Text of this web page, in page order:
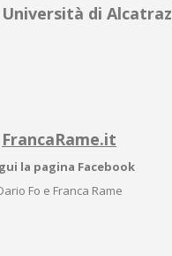
di Alcatraz
FrancaRame.it
la pagina Facebook
Fo e Franca Rame